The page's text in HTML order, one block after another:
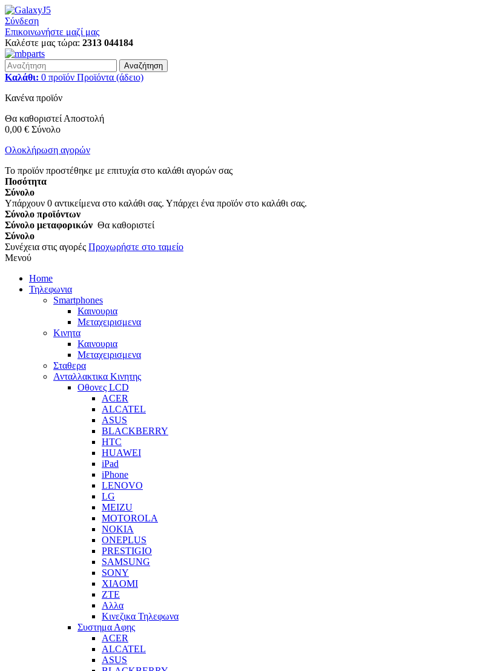
Σύνδεση
Επικοινωνήστε μαζί μας
Καλέστε μας τώρα: 2313 044184
Αναζήτηση
Καλάθι: 0 προϊόν Προϊόντα (άδειο)
Κανένα προϊόν
Θα καθοριστεί Αποστολή
0,00 € Σύνολο
Ολοκλήρωση αγορών
Το προϊόν προστέθηκε με επιτυχία στο καλάθι αγορών σας
Ποσότητα
Σύνολο
Υπάρχουν 0 αντικείμενα στο καλάθι σας. Υπάρχει ένα προϊόν στο καλάθι σας.
Σύνολο προϊόντων
Σύνολο μεταφορικών Θα καθοριστεί
Σύνολο
Συνέχεια στις αγορές Προχωρήστε στο ταμείο
Μενού
Home
Τηλεφωνια
Smartphones
Καινουρια
Μεταχειρισμενα
Κινητα
Καινουρια
Μεταχειρισμενα
Σταθερα
Ανταλλακτικα Κινητης
Οθονες LCD
ACER
ALCATEL
ASUS
BLACKBERRY
HTC
HUAWEI
iPad
iPhone
LENOVO
LG
MEIZU
MOTOROLA
NOKIA
ONEPLUS
PRESTIGIO
SAMSUNG
SONY
XIAOMI
ZTE
Αλλα
Κινεζικα Τηλεφωνα
Συστημα Αφης
ACER
ALCATEL
ASUS